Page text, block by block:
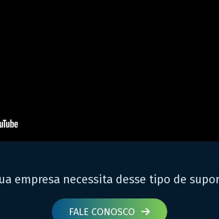
empresa necessita desse tipo de
FALE CONOSCO